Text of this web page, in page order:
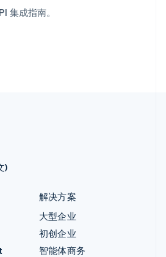
集成指南。
)
解决方案
大型企业
初创企业
智能体商务